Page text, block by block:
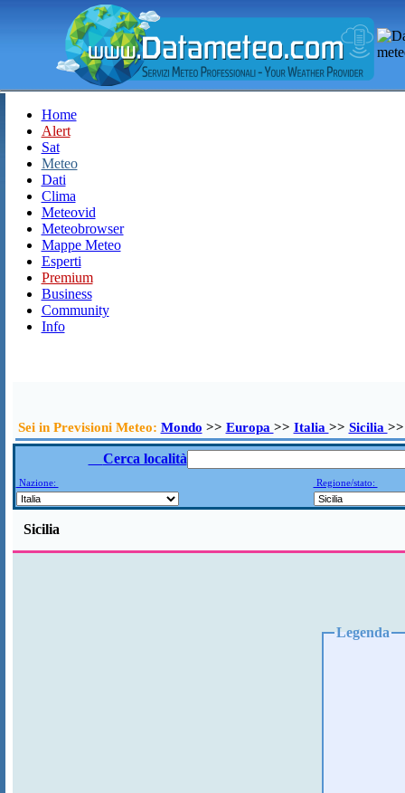
Home
Alert
Sat
Meteo
Dati
Clima
Meteovid
Meteobrowser
Mappe Meteo
Esperti
Premium
Business
Community
Info
Sei in Previsioni Meteo: Mondo >> Europa >> Italia >> Sicilia
Cerca località
Nazione: Regione/stato:
Sicilia
Legenda